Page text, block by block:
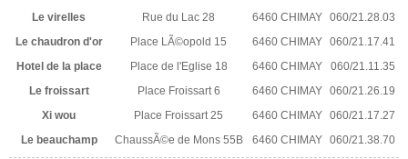
Le virelles
Rue du Lac 28 6460 CHIMAY 060/21.28.03
Le chaudron d'or
Place LÃ©opold 15 6460 CHIMAY 060/21.17.41
Hotel de la place
Place de l'Eglise 18 6460 CHIMAY
060/21.11.35
Le froissart
Place Froissart 6 6460 CHIMAY 060/21.26.19
Xi wou
Place Froissart 25 6460 CHIMAY 060/21.17.27
Le beauchamp
ChaussÃ©e de Mons 55B 6460 CHIMAY 060/21.38.70